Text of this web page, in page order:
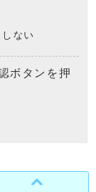
しない
ボタンを押